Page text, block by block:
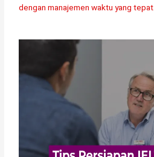
dengan manajemen waktu yang tepat